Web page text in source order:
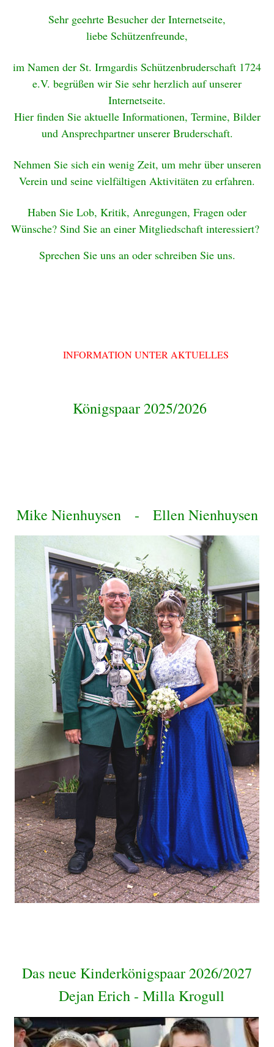
Sehr geehrte Besucher der Internetseite,
liebe Schützenfreunde,
im Namen der St. Irmgardis Schützenbruderschaft 1724
e.V. begrüßen wir Sie sehr herzlich auf unserer
Internetseite.
Hier finden Sie aktuelle Informationen, Termine, Bilder
und Ansprechpartner unserer Bruderschaft.
Nehmen Sie sich ein wenig Zeit, um mehr über unseren
Verein und seine vielfältigen Aktivitäten zu erfahren.
Haben Sie Lob, Kritik, Anregungen, Fragen oder
Wünsche? Sind Sie an einer Mitgliedschaft interessiert?
Sprechen Sie uns an oder schreiben Sie uns.
INFORMATION UNTER AKTUELLES
Königspaar 2025/2026
Mike Nienhuysen - Ellen Nienhuysen
Das neue Kinderkönigspaar2026/2027
Dejan Erich - Milla Krogull